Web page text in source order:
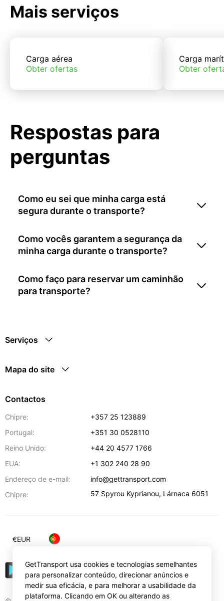
Mais serviços
Carga aérea
Obter ofertas
Carga
Obter
Respostas para
perguntas
Como eu sei que minha carga está
segura durante o transporte?
Como vocês garantem a segurança da
minha carga durante o transporte?
Como faço para reservar um caminhão
para transporte?
Serviços
Mapa do site
Contactos
Chipre:
+357 25 123889
Portugal:
+351 30 0528110
Reino Unido:
+44 20 4577 1766
EUA:
+1 302 240 28 90
Endereço de e-mail:
info@gettransport.com
Chipre:
57 Spyrou Kyprianou, Lárnaca 6051
€EUR
GetTransport usa cookies e tecnologias semelhantes
para personalizar conteúdo, direcionar anúncios e
medir sua eficácia, e para melhorar a usabilidade da
plataforma. Clicando em OK ou alterando as